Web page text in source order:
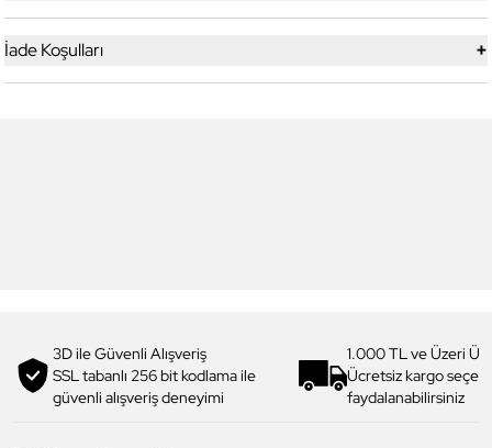
İade Koşulları +
3D ile Güvenli Alışveriş
SSL tabanlı 256 bit kodlama ile
güvenli alışveriş deneyimi
1.000 TL ve Üzeri
Ücretsiz kargo
faydalanabilirsiniz